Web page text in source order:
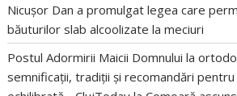
Nicușor Dan a promulgat legea care
băuturilor slab alcoolizate la meciuri
Postul Adormirii Maicii Domnului la
semnificații, tradiții și recomandări